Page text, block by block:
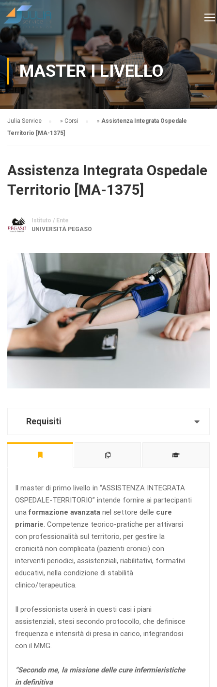
MASTER I LIVELLO
Julia Service » Corsi » Assistenza Integrata Ospedale
Territorio [MA-1375]
Assistenza Integrata Ospedale
Territorio [MA-1375]
Istituto / Ente
UNIVERSITÀ PEGASO
Requisiti
Il master di primo livello in “ASSISTENZA INTEGRATA
OSPEDALE-TERRITORIO” intende fornire ai partecipanti
unaformazione avanzata nel settore delle cure
primarie. Competenze teorico-pratiche per attivarsi
con professionalità sul territorio, per gestire la
cronicità non complicata (pazienti cronici) con
interventi periodici, assistenziali, riabilitativi, formativi
educativi, nella condizione di stabilità
clinico/terapeutica.
Il professionista userà in questi casi i piani
assistenziali, stesi secondo protocollo, che definisce
frequenza e intensità di presa in carico, integrandosi
con il MMG.
“Secondo me, la missione delle cure infermieristiche
in definitiva